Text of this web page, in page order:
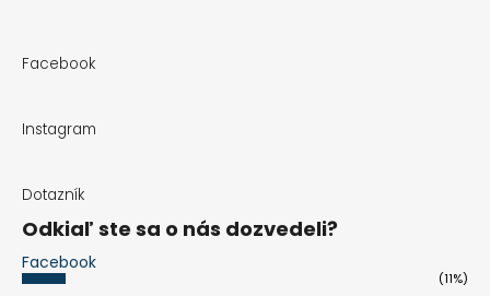
Facebook
Instagram
Dotazník
Odkiaľ ste sa o nás dozvedeli?
Facebook
(11%)